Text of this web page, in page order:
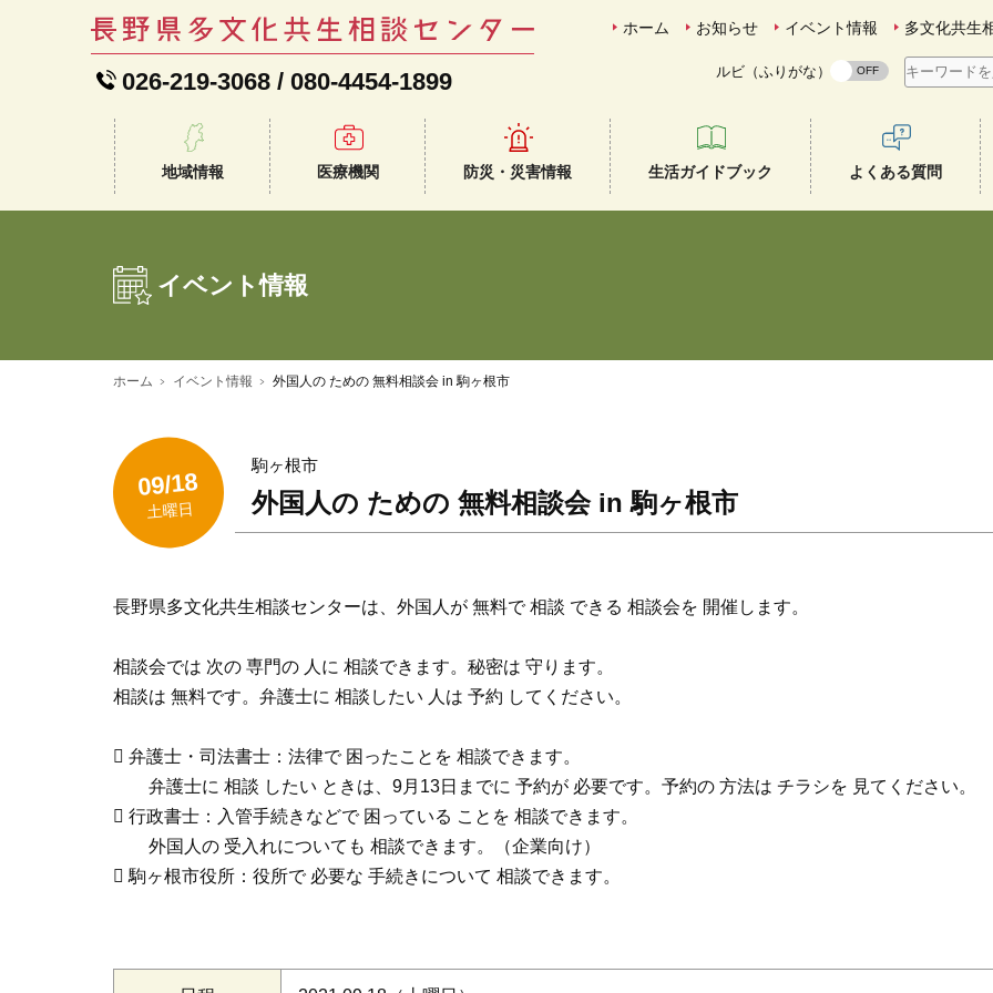
026-219-3068 / 080-4454-1899
ホーム お知らせ イベント情報 多文化共生
ルビ（ふりがな）
地域情報 医療機関 防災・災害情報 生活ガイドブック よくある質問
イベント情報
ホーム イベント情報 外国人の ための 無料相談会 in 駒ヶ根市
09/18
土曜日
駒ヶ根市
外国人の ための 無料相談会 in 駒ヶ根市
長野県多文化共生相談センターは、外国人が 無料で 相談 できる 相談会を 開催します。
相談会では 次の 専門の 人に 相談できます。秘密は 守ります。
相談は 無料です。弁護士に 相談したい 人は 予約 してください。
 弁護士・司法書士：法律で 困ったことを 相談できます。
弁護士に 相談 したい ときは、9月13日までに 予約が 必要です。予約の 方法は チラシを 見てください。
 行政書士：入管手続きなどで 困っている ことを 相談できます。
外国人の 受入れについても 相談できます。（企業向け）
 駒ヶ根市役所：役所で 必要な 手続きについて 相談できます。